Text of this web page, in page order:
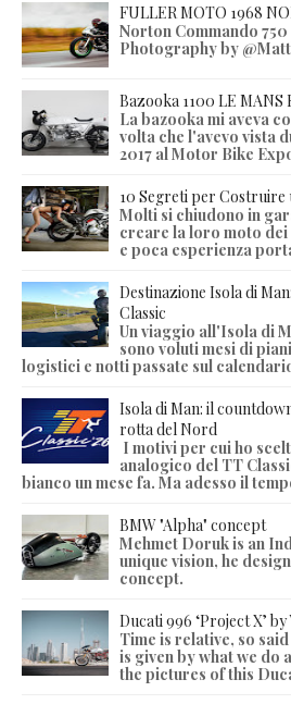
FULLER MOTO 1968
Norton Commando
Photography by
Bazooka 1100 LE MANS
La bazooka mi aveva
volta che l'avevo vista
2017 al Motor Bike
10 Segreti per Costruire
Molti si chiudono in
creare la loro moto
e poca esperienza
Destinazione Isola di
Classic
Un viaggio all'Isola di
sono voluti mesi di
logistici e notti passate sul
Isola di Man: il
rotta del Nord
I motivi per cui ho
analogico del TT
bianco un mese fa. Ma adesso il
BMW "Alpha" concept
Mehmet Doruk is an
unique vision, he
concept.
Ducati 996 ‘Project X’
Time is relative, so
is given by what we do
the pictures of this